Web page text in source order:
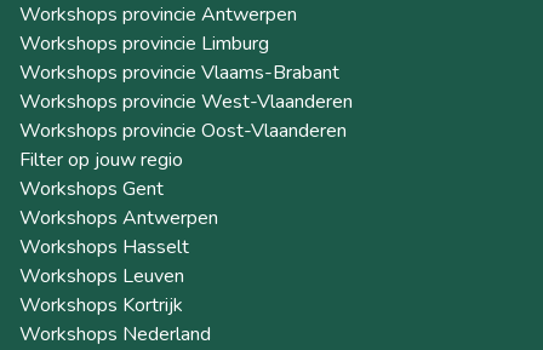
Workshops provincie Antwerpen
Workshops provincie Limburg
Workshops provincie Vlaams-Brabant
Workshops provincie West-Vlaanderen
Workshops provincie Oost-Vlaanderen
Filter op jouw regio
Workshops Gent
Workshops Antwerpen
Workshops Hasselt
Workshops Leuven
Workshops Kortrijk
Workshops Nederland